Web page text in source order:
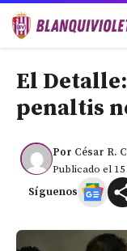
Saltar
El
penaltis
Por César R.
Publicado el
Síguenos